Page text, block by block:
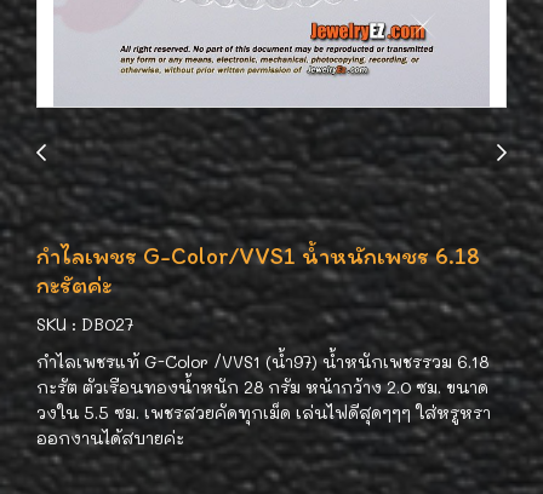
กำไลเพชร G-Color/VVS1 น้ำหนักเพชร 6.18
กะรัตค่ะ
SKU : DB027
กำไลเพชรแท้ G-Color /VVS1 (น้ำ97) น้ำหนักเพชรรวม 6.18
กะรัต ตัวเรือนทองน้ำหนัก 28 กรัม หน้ากว้าง 2.0 ซม. ขนาด
วงใน 5.5 ซม. เพชรสวยคัดทุกเม็ด เล่นไฟดีสุดๆๆๆ ใส่หรูหรา
ออกงานได้สบายค่ะ